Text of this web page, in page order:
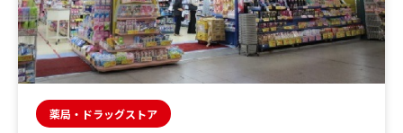
薬局・ドラッグストア